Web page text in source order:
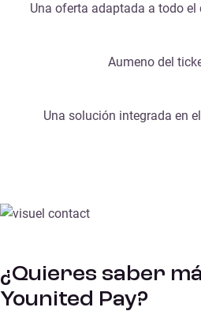
Una oferta adaptada a todo
Aumeno del
Una solución integrada en
¿Quieres saber
Younited Pay?